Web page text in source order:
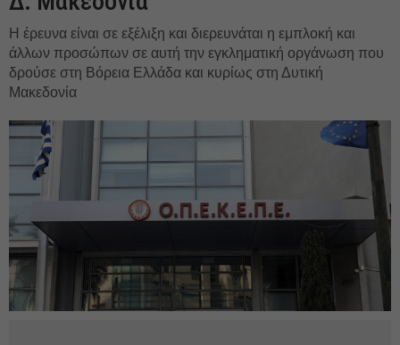
Η έρευνα είναι σε εξέλιξη και διερευνάται η εμπλοκή και
άλλων προσώπων σε αυτή την εγκληματική οργάνωση που
δρούσε στη Βόρεια Ελλάδα και κυρίως στη Δυτική
Μακεδονία